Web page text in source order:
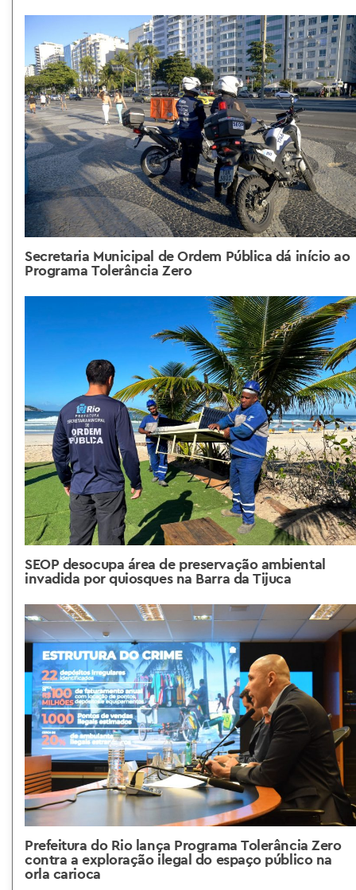
Secretaria Municipal de Ordem Pública dá início ao
Programa Tolerância Zero
SEOP desocupa área de preservação ambiental
invadida por quiosques na Barra da Tijuca
Prefeitura do Rio lança Programa Tolerância Zero
contra a exploração ilegal do espaço público na
orla carioca